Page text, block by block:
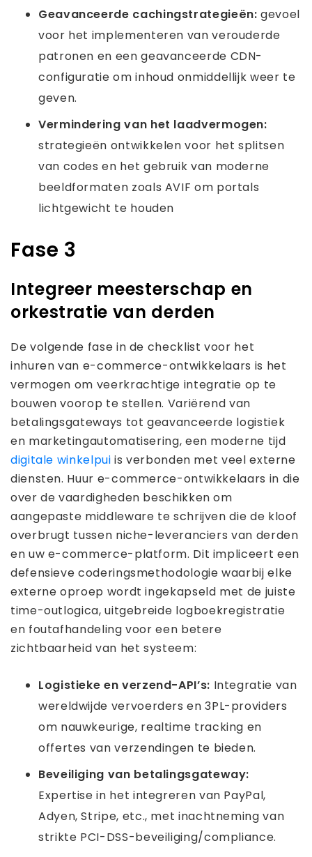
Geavanceerde cachingstrategieën:gevoel
voor het implementeren van verouderde
patronen en een geavanceerde CDN-
configuratie om inhoud onmiddellijk weer te
geven.
Vermindering van het laadvermogen:
strategieën ontwikkelen voor het splitsen
van codes en het gebruik van moderne
beeldformaten zoals AVIF om portals
lichtgewicht te houden
Fase 3
Integreer meesterschap en
orkestratie van derden
De volgende fase in de checklist voor het
inhuren van e-commerce-ontwikkelaars is het
vermogen om veerkrachtige integratie op te
bouwen voorop te stellen. Variërend van
betalingsgateways tot geavanceerde logistiek
en marketingautomatisering, een moderne tijd
digitale winkelpui is verbonden met veel externe
diensten. Huur e-commerce-ontwikkelaars in die
over de vaardigheden beschikken om
aangepaste middleware te schrijven die de kloof
overbrugt tussen niche-leveranciers van derden
en uw e-commerce-platform. Dit impliceert een
defensieve coderingsmethodologie waarbij elke
externe oproep wordt ingekapseld met de juiste
time-outlogica, uitgebreide logboekregistratie
en foutafhandeling voor een betere
zichtbaarheid van het systeem:
Logistieke en verzend-API’s: Integratie van
wereldwijde vervoerders en 3PL-providers
om nauwkeurige, realtime tracking en
offertes van verzendingen te bieden.
Beveiliging van betalingsgateway:
Expertise in het integreren van PayPal,
Adyen, Stripe, etc., met inachtneming van
strikte PCI-DSS-beveiliging/compliance.